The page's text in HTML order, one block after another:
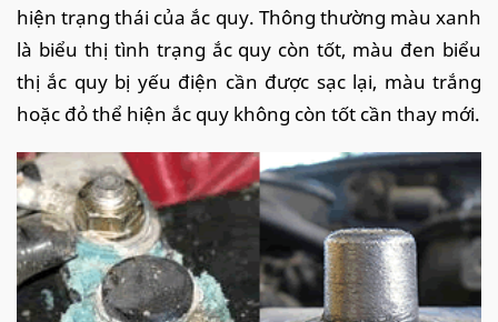
hiện trạng thái của ắc quy. Thông thường màu xanh
là biểu thị tình trạng ắc quy còn tốt, màu đen biểu
thị ắc quy bị yếu điện cần được sạc lại, màu trắng
hoặc đỏ thể hiện ắc quy không còn tốt cần thay mới.